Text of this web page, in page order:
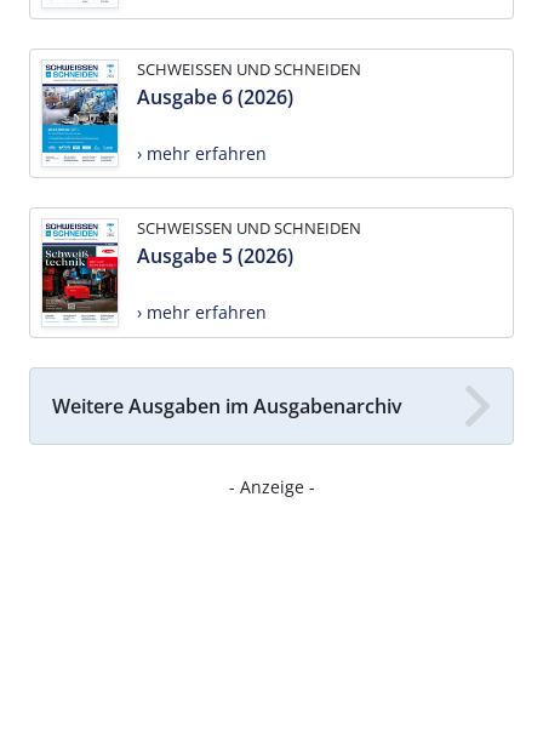
SCHWEISSEN UND SCHNEIDEN
Ausgabe 6 (2026)
› mehr erfahren
SCHWEISSEN UND SCHNEIDEN
Ausgabe 5 (2026)
› mehr erfahren
Weitere Ausgaben im Ausgabenarchiv
- Anzeige -